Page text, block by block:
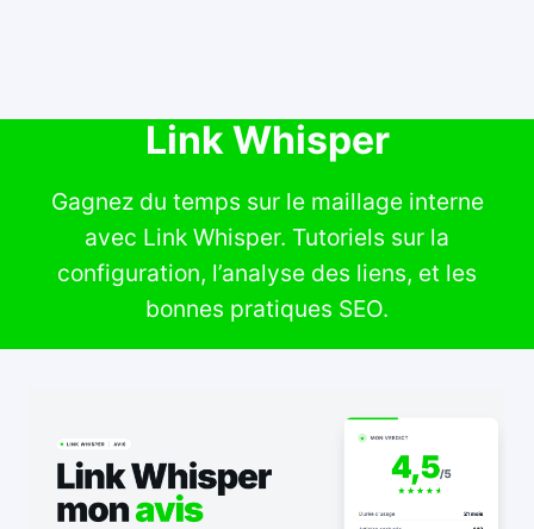
Link Whisper
Gagnez du temps sur le maillage interne
avec Link Whisper. Tutoriels sur la
configuration, l’analyse des liens, et les
bonnes pratiques SEO.